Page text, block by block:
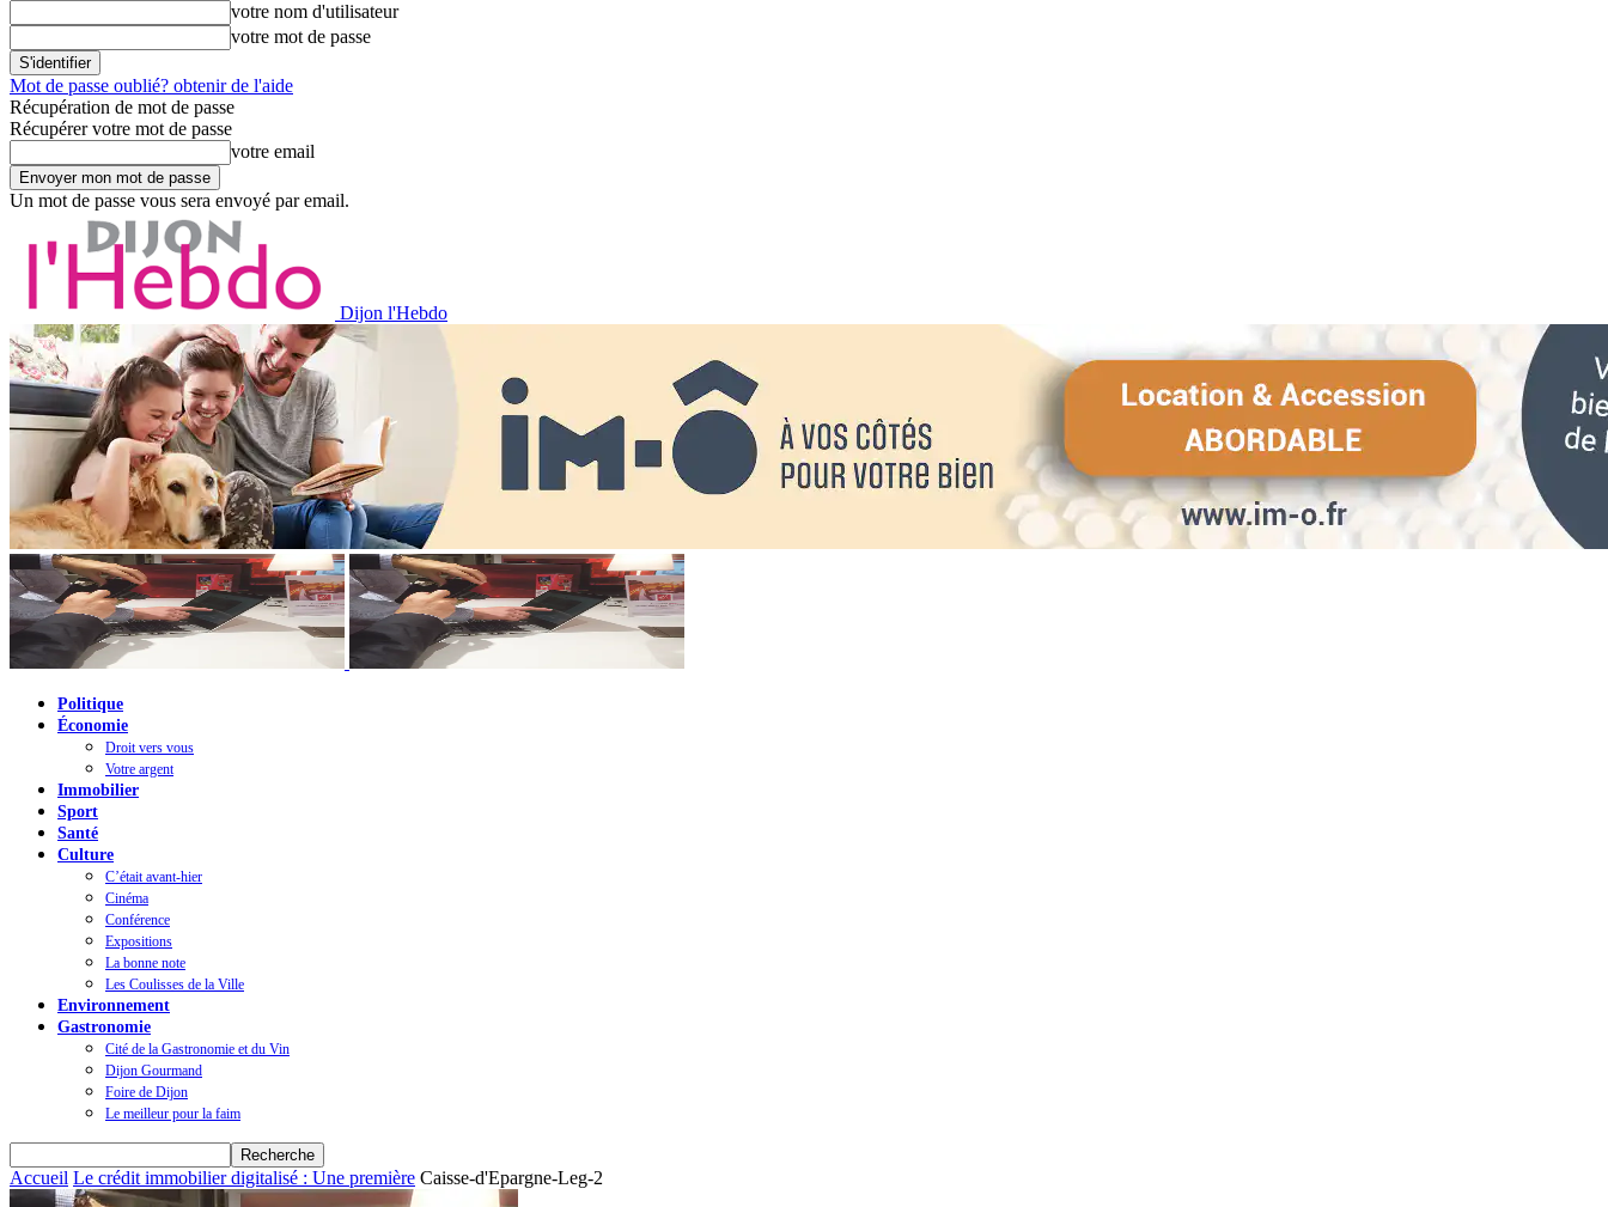
votre nom d'utilisateur
votre mot de passe
Mot de passe oublié? obtenir de l'aide
Récupération de mot de passe
Récupérer votre mot de passe
votre email
Un mot de passe vous sera envoyé par email.
Dijon l'Hebdo
Politique
Économie
Droit vers vous
Votre argent
Immobilier
Sport
Santé
Culture
C’était avant-hier
Cinéma
Conférence
Expositions
La bonne note
Les Coulisses de la Ville
Environnement
Gastronomie
Cité de la Gastronomie et du Vin
Dijon Gourmand
Foire de Dijon
Le meilleur pour la faim
Accueil Le crédit immobilier digitalisé : Une première Caisse-d'Epargne-Leg-2